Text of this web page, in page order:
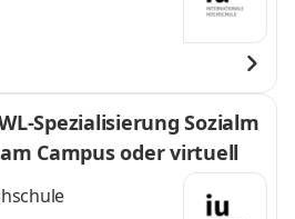
Spezialisierung Sozialm
Campus oder virtuell